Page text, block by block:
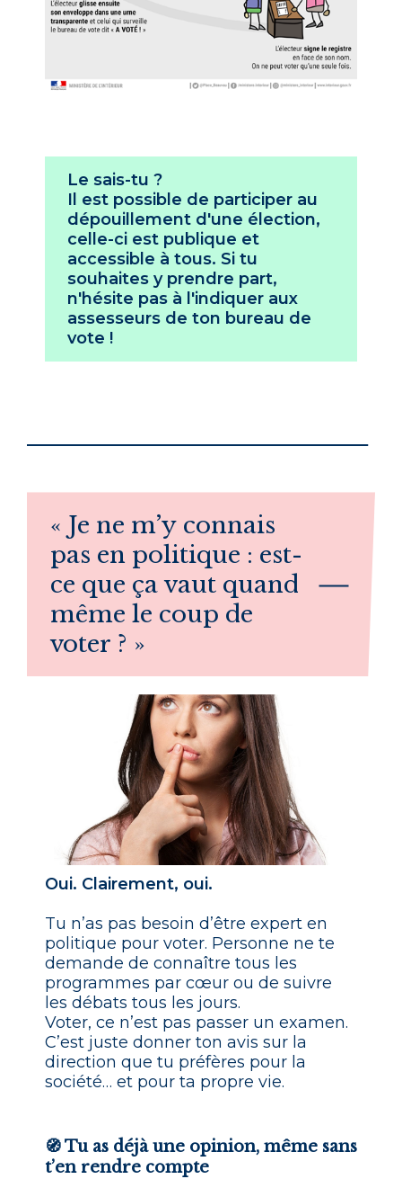
Le sais-tu ?
Il est possible de participer au
dépouillement d'une élection,
celle-ci est publique et
accessible à tous. Si tu
souhaites y prendre part,
n'hésite pas à l'indiquer aux
assesseurs de ton bureau de
vote !
« Je ne m’y connais
pas en politique : est-
ce que ça vaut quand
même le coup de
voter ? »
Oui. Clairement, oui.
Tu n’as pas besoin d’être expert en
politique pour voter. Personne ne te
demande de connaître tous les
programmes par cœur ou de suivre
les débats tous les jours.
Voter, ce n’est pas passer un examen.
C’est juste donner ton avis sur la
direction que tu préfères pour la
société… et pour ta propre vie.
🧭 Tu as déjà une opinion, même sans
t’en rendre compte